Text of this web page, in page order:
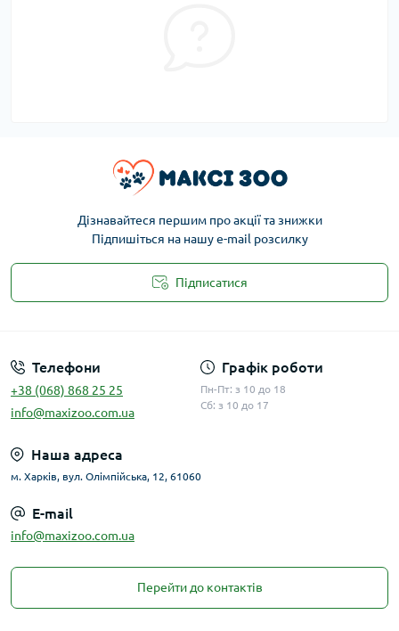
Дізнавайтеся першим про акції та знижки
Підпишіться на нашу e-mail розсилку
Підписатися
Телефони
+38 (068) 868 25 25
info@maxizoo.com.ua
Графік роботи
Пн-Пт: з 10 до 18
Сб: з 10 до 17
Наша адреса
м. Харків, вул. Олімпійська, 12, 61060
E-mail
info@maxizoo.com.ua
Перейти до контактів